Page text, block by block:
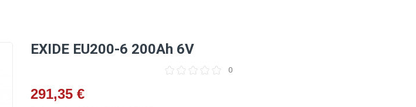
EXIDE EU200-6 200Ah 6V
0
291,35 €